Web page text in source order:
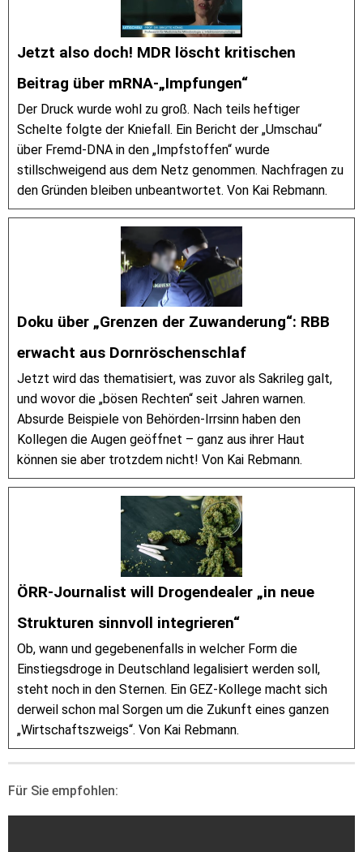
Jetzt also doch! MDR löscht kritischen
Beitrag über mRNA-„Impfungen“
Der Druck wurde wohl zu groß. Nach teils heftiger
Schelte folgte der Kniefall. Ein Bericht der „Umschau“
über Fremd-DNA in den „Impfstoffen“ wurde
stillschweigend aus dem Netz genommen. Nachfragen zu
den Gründen bleiben unbeantwortet. Von Kai Rebmann.
Doku über „Grenzen der Zuwanderung“: RBB
erwacht aus Dornröschenschlaf
Jetzt wird das thematisiert, was zuvor als Sakrileg galt,
und wovor die „bösen Rechten“ seit Jahren warnen.
Absurde Beispiele von Behörden-Irrsinn haben den
Kollegen die Augen geöffnet – ganz aus ihrer Haut
können sie aber trotzdem nicht! Von Kai Rebmann.
ÖRR-Journalist will Drogendealer „in neue
Strukturen sinnvoll integrieren“
Ob, wann und gegebenenfalls in welcher Form die
Einstiegsdroge in Deutschland legalisiert werden soll,
steht noch in den Sternen. Ein GEZ-Kollege macht sich
derweil schon mal Sorgen um die Zukunft eines ganzen
„Wirtschaftszweigs“. Von Kai Rebmann.
Für Sie empfohlen: